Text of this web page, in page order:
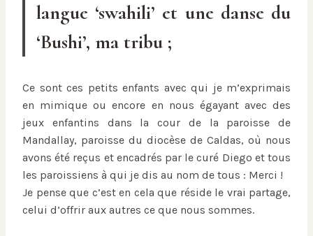
langue ‘swahili’ et une danse du
‘Bushi’, ma tribu ;
Ce sont ces petits enfants avec qui je m’exprimais
en mimique ou encore en nous égayant avec des
jeux enfantins dans la cour de la paroisse de
Mandallay, paroisse du diocèse de Caldas, où nous
avons été reçus et encadrés par le curé Diego et tous
les paroissiens à qui je dis au nom de tous : Merci !
Je pense que c’est en cela que réside le vrai partage,
celui d’offrir aux autres ce que nous sommes.